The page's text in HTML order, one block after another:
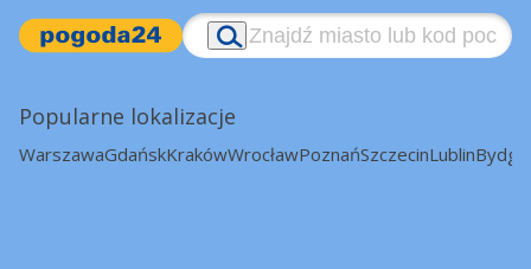
Popularne lokalizacje
WarszawaGdańskKrakówWrocławPoznańSzczecinLublin